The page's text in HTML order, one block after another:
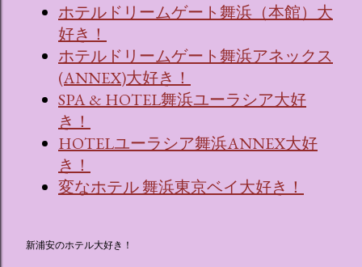
ホテルドリームゲート舞浜（本館）大
好き！
ホテルドリームゲート舞浜アネックス
(ANNEX)大好き！
SPA & HOTEL舞浜ユーラシア大好
き！
HOTELユーラシア舞浜ANNEX大好
き！
変なホテル 舞浜東京ベイ大好き！
新浦安のホテル大好き！